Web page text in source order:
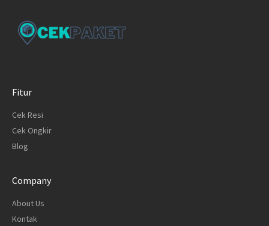
Fitur
Cek Resi
Cek Ongkir
Blog
Company
About Us
Kontak